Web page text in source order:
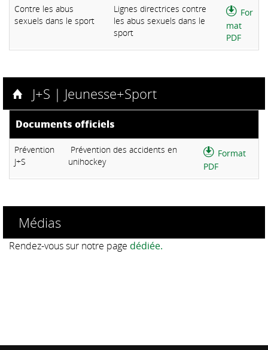
Contre les abus
sexuels dans le sport
Lignes directrices contre
les abus sexuels dans le
sport
For
mat
PDF
J+S | Jeunesse+Sport
Documents officiels
Prévention
J+S
Prévention des accidents en
unihockey
Format
PDF
Médias
Rendez-vous sur notre page dédiée.